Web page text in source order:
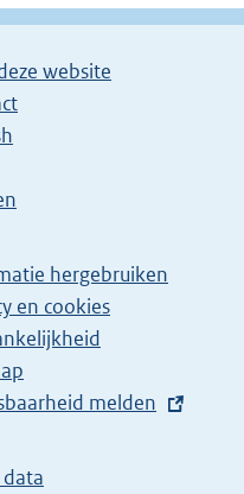
website
hergebruiken
en cookies
melden